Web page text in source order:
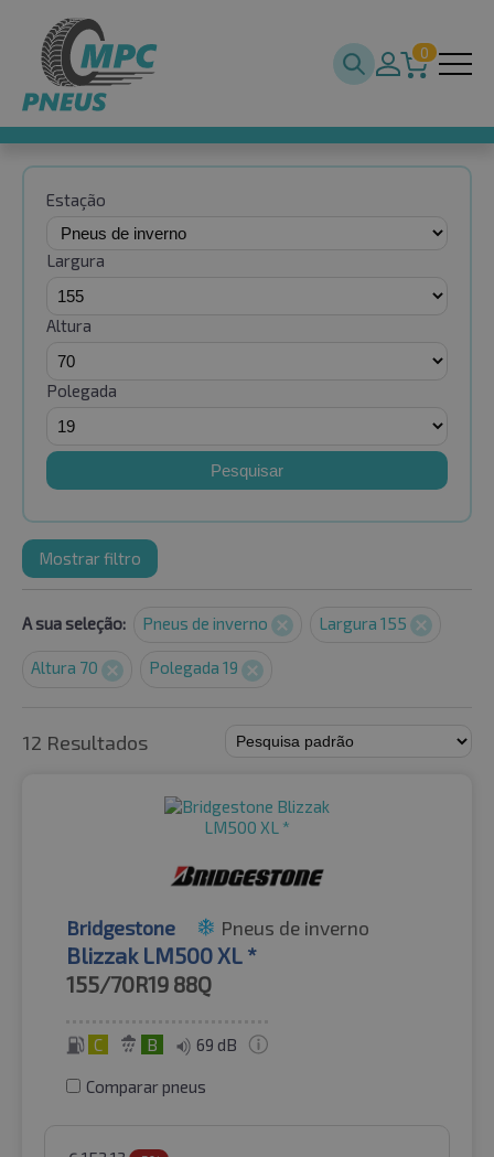
0
Estação
Largura
Altura
Polegada
Pesquisar
Mostrar filtro
A sua seleção: Pneus de inverno Largura 155
Altura 70 Polegada 19
12 Resultados
Bridgestone Pneus de inverno
Blizzak LM500 XL *
155/70R19 88Q
C B 69 dB
Comparar pneus